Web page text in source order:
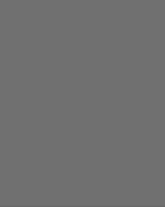
Xauf LinkedIn
teilen per E-Mail